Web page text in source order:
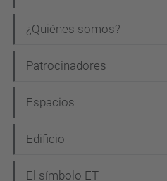
a
v
g
a
i
¿Quiénes somos?
Patrocinadores
Espacios
Edificio
El símbolo ET